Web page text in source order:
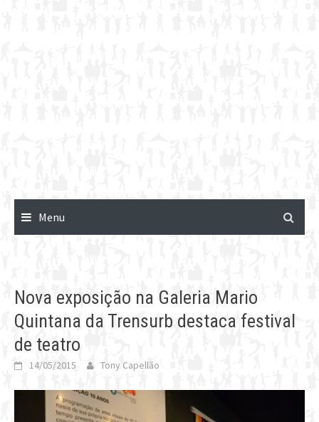
Menu
Nova exposição na Galeria Mario
Quintana da Trensurb destaca festival
de teatro
14/05/2015 Tony Capellão